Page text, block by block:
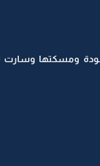
ومسكتها وسارت